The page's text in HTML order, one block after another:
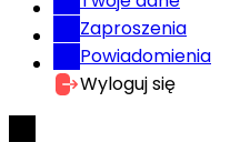
Zaproszenia
Powiadomienia
Wyloguj się